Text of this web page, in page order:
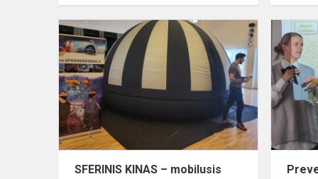
SFERINIS
KINAS
mobilusis
SFERINIS KINAS – mobilusis